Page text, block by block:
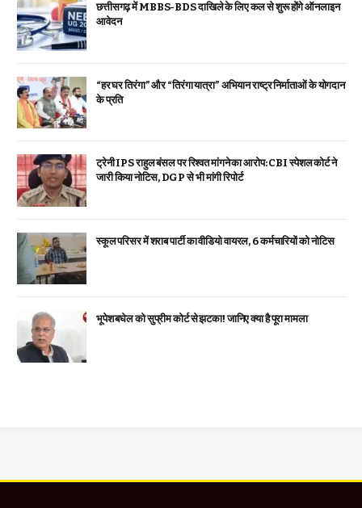
छत्तीसगढ़ में MBBS-BDS दाखिले के लिए कल से शुरू होंगे ऑनलाइन
आवेदन
“हर घर तिरंगा” और “तिरंगा यात्रा” अभियान राष्ट्र निर्माताओं के योगदान
के प्रति
ट्रेनी IPS राहुल बंसल पर रिश्वत मांगने का आरोप: CBI स्पेशल कोर्ट ने
जारी किया नोटिस, DGP से भी मांगी रिपोर्ट
स्कूल परिसर में शराब पार्टी का वीडियो वायरल, 6 कर्मचारियों को नोटिस
भूपेश बघेल को सुप्रीम कोर्ट से झटका! जानिए क्या है पूरा मामला